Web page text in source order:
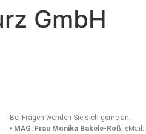
GmbH
Bei Fragen wenden Sie sich gerne an:
• MAG: Frau Monika Bakele-Roß, eMail: